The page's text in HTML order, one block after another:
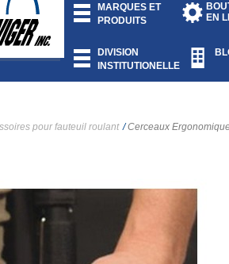
MARQUES ET
PRODUITS
EN
DIVISION
INSTITUTIONELLE
pour fauteuil roulant / Cerceaux